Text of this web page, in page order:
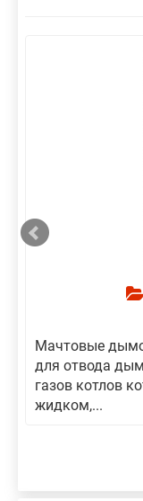
Мачтовые
для отвода
газов котлов
жидком,...